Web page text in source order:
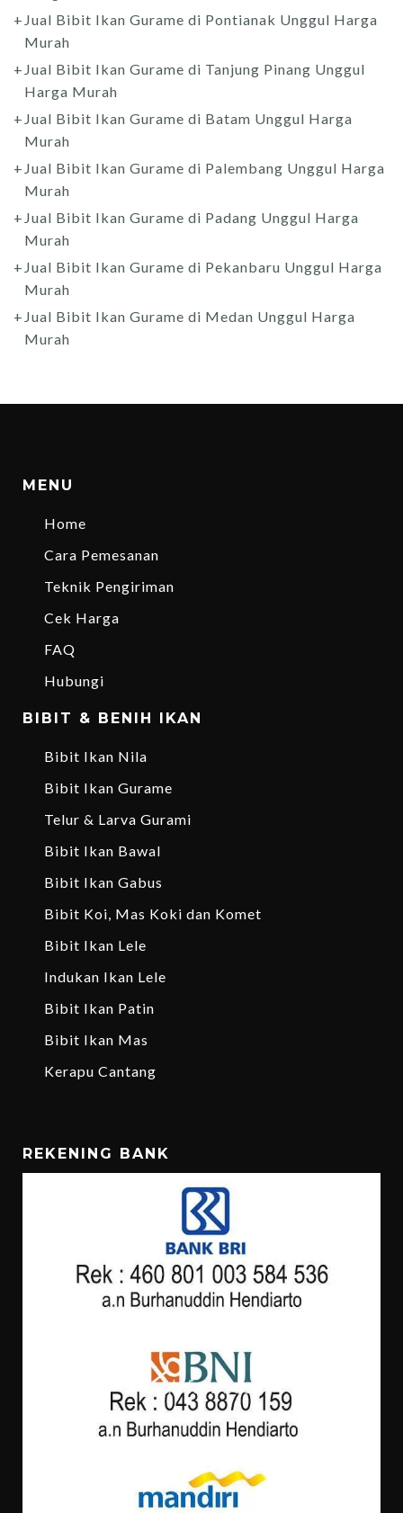
Jual Bibit Ikan Gurame di Pontianak Unggul Harga
Murah
Jual Bibit Ikan Gurame di Tanjung Pinang Unggul
Harga Murah
Jual Bibit Ikan Gurame di Batam Unggul Harga
Murah
Jual Bibit Ikan Gurame di Palembang Unggul Harga
Murah
Jual Bibit Ikan Gurame di Padang Unggul Harga
Murah
Jual Bibit Ikan Gurame di Pekanbaru Unggul Harga
Murah
Jual Bibit Ikan Gurame di Medan Unggul Harga
Murah
MENU
Home
Cara Pemesanan
Teknik Pengiriman
Cek Harga
FAQ
Hubungi
BIBIT & BENIH IKAN
Bibit Ikan Nila
Bibit Ikan Gurame
Telur & Larva Gurami
Bibit Ikan Bawal
Bibit Ikan Gabus
Bibit Koi, Mas Koki dan Komet
Bibit Ikan Lele
Indukan Ikan Lele
Bibit Ikan Patin
Bibit Ikan Mas
Kerapu Cantang
REKENING BANK